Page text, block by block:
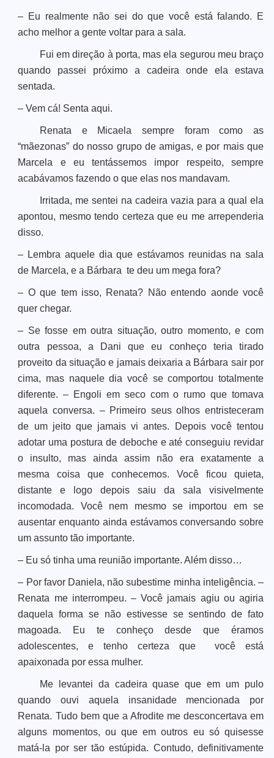
– Eu realmente não sei do que você está falando. E
acho melhor a gente voltar para a sala.
Fui em direção à porta, mas ela segurou meu braço
quando passei próximo a cadeira onde ela estava
sentada.
– Vem cá! Senta aqui.
Renata e Micaela sempre foram como as
“mãezonas” do nosso grupo de amigas, e por mais que
Marcela e eu tentássemos impor respeito, sempre
acabávamos fazendo o que elas nos mandavam.
Irritada, me sentei na cadeira vazia para a qual ela
apontou, mesmo tendo certeza que eu me arrependeria
disso.
– Lembra aquele dia que estávamos reunidas na sala
de Marcela, e a Bárbara te deu um mega fora?
– O que tem isso, Renata? Não entendo aonde você
quer chegar.
– Se fosse em outra situação, outro momento, e com
outra pessoa, a Dani que eu conheço teria tirado
proveito da situação e jamais deixaria a Bárbara sair por
cima, mas naquele dia você se comportou totalmente
diferente. – Engoli em seco com o rumo que tomava
aquela conversa. – Primeiro seus olhos entristeceram
de um jeito que jamais vi antes. Depois você tentou
adotar uma postura de deboche e até conseguiu revidar
o insulto, mas ainda assim não era exatamente a
mesma coisa que conhecemos. Você ficou quieta,
distante e logo depois saiu da sala visivelmente
incomodada. Você nem mesmo se importou em se
ausentar enquanto ainda estávamos conversando sobre
um assunto tão importante.
– Eu só tinha uma reunião importante. Além disso…
– Por favor Daniela, não subestime minha inteligência. –
Renata me interrompeu. – Você jamais agiu ou agiria
daquela forma se não estivesse se sentindo de fato
magoada. Eu te conheço desde que éramos
adolescentes, e tenho certeza que você está
apaixonada por essa mulher.
Me levantei da cadeira quase que em um pulo
quando ouvi aquela insanidade mencionada por
Renata. Tudo bem que a Afrodite me desconcertava em
alguns momentos, ou que em outros eu só quisesse
matá-la por ser tão estúpida. Contudo, definitivamente